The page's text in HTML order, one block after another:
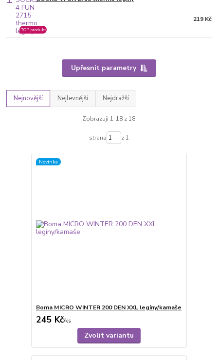
TOP produkt
219 Kč
Upřesnit parametry
Nejnovější Nejlevnější Nejdražší
Zobrazuji 1-18 z 18
strana z 1
Novinka
Boma MICRO WINTER 200 DEN XXL legíny/kamaše
245 Kč/ks
Zvolit variantu